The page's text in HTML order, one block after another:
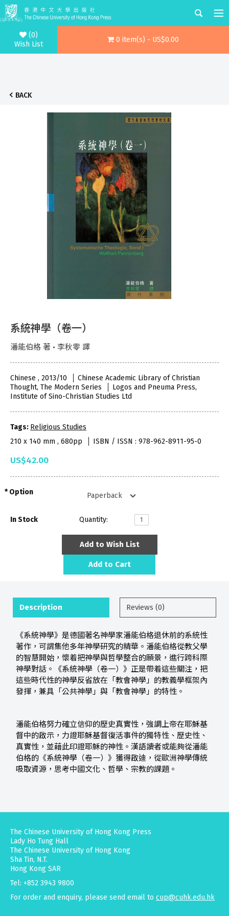
(0)
Wish List
0 item(s) - US$0.00
BACK
系統神學（卷一）
潘能伯格 著 • 李秋零 譯
Chinese , 2013/10
Chinese Academic Library of Christian
Thought, The Modern Series
Logos and Pneuma Press,
Institute of Sino-Christian Studies Ltd
Tags: Religious Studies
210 x 140 mm , 680pp
ISBN / ISSN : 978-962-8911-95-0
US$42.00
Option
In Stock Quantity:
Add to Wish List
Add to Cart
Description Reviews (0)
《系統神學》是德國著名神學家潘能伯格退休前的系統性
著作，可謂集他多年神學研究的精華。潘能伯格從教父學
的智慧開始，懷着把神學與哲學整合的願景，進行跨科際
神學對話。《系統神學（卷一）》正是帶着這些關注，把
這些時代性的神學反省放在「教會神學」的教義學框架內
發揮，兼具「公共神學」與「教會神學」的特性。
潘能伯格努力確立信仰的歷史真實性，強調上帝在耶穌基
督中的啟示，力證耶穌基督復活事件的獨特性、歷史性、
真實性，並藉此印證耶穌的神性。漢語讀者或能夠從潘能
伯格的《系統神學（卷一）》獲得啟迪，從歐洲神學傳統
吸取資源，思考中國文化、哲學、宗教的課題。
The Chinese University of Hong Kong Press
Lady Ho Tung Hall
The Chinese University of Hong Kong
Sha Tin, N.T.
Hong Kong SAR
Tel: +852 3943 9800
For order and enquiry, please send email to cup@cuhk.edu.hk